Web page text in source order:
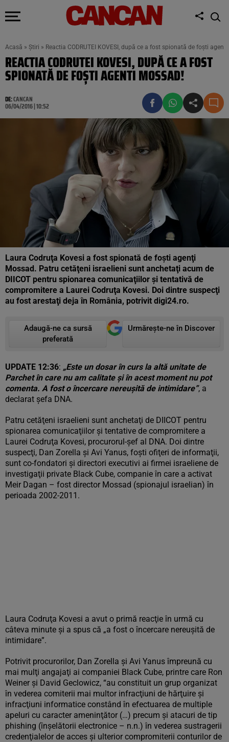
Acasă » Știri » Reactia CODRUTEI KOVESI, după ce a fost spionată de foşti
REACTIA CODRUTEI KOVESI, DUPĂ CE A FOST
SPIONATĂ DE FOŞTI AGENTI MOSSAD!
DE:CANCAN
06/04/2016 | 10:52
Laura Codruţa Kovesi a fost spionată de foşti agenţi
Mossad. Patru cetăţeni israelieni sunt anchetaţi acum de
DIICOT pentru spionarea comunicaţiilor şi tentativă de
compromitere a Laurei Codruţa Kovesi. Doi dintre suspecţi
au fost arestaţi deja în România, potrivit digi24.ro.
Adaugă-ne ca sursă
preferată
Urmărește-ne în Discover
UPDATE 12:36: „Este un dosar în curs la altă unitate de
Parchet în care nu am calitate şi în acest moment nu pot
comenta. A fost o încercare nereuşită de intimidare”, a
declarat şefa DNA.
Patru cetăţeni israelieni sunt anchetaţi de DIICOT pentru
spionarea comunicaţiilor şi tentative de compromitere a
Laurei Codruţa Kovesi, procurorul-şef al DNA. Doi dintre
suspecţi, Dan Zorella şi Avi Yanus, foşti ofiţeri de informaţii,
sunt co-fondatori şi directori executivi ai firmei israeliene de
investigaţii private Black Cube, companie în care a activat
Meir Dagan – fost director Mossad (spionajul israelian) în
perioada 2002-2011.
Laura Codruţa Kovesi a avut o primă reacţie în urmă cu
câteva minute şi a spus că „a fost o încercare nereuşită de
intimidare”.
Potrivit procurorilor, Dan Zorella şi Avi Yanus împreună cu
mai mulţi angajaţi ai companiei Black Cube, printre care Ron
Weiner şi David Geclowicz, “au constituit un grup organizat
în vederea comiterii mai multor infracţiuni de hărţuire şi
infracţiuni informatice constând în efectuarea de multiple
apeluri cu caracter ameninţător (…) precum şi atacuri de tip
phishing (înşelătorii electronice – n.n.) în vederea sustragerii
credenţialelor de acces şi ulterior compromiterii conturilor de